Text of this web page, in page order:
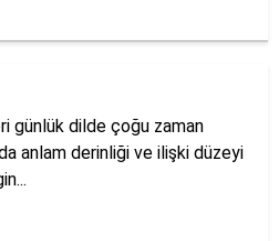
günlük dilde çoğu zaman
anlam derinliği ve ilişki düzeyi